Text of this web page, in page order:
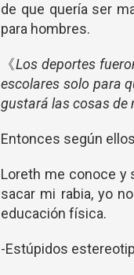
de que quería ser
para hombres.
《Los deportes
escolares solo para
gustará las cosas de
Entonces según
Loreth me conoce y
sacar mi rabia, yo
educación física.
-Estúpidos